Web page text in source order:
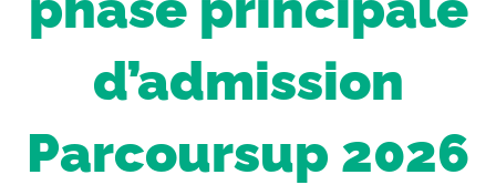
d’admission
Parcoursup 2026